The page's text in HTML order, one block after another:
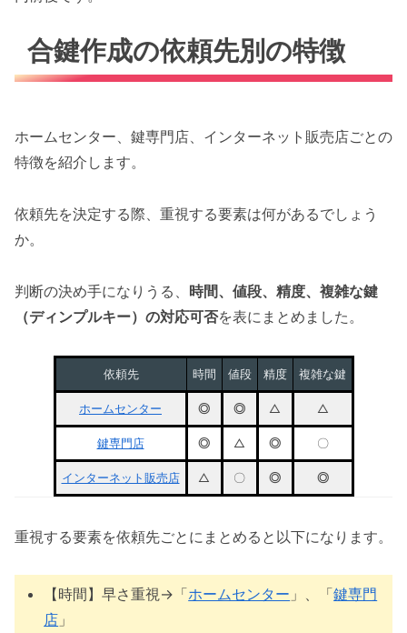
合鍵作成の依頼先別の特徴
ホームセンター、鍵専門店、インターネット販売店ごとの
特徴を紹介します。
依頼先を決定する際、重視する要素は何があるでしょう
か。
判断の決め手になりうる、 時間、値段、精度、複雑な鍵
（ディンプルキー）の対応可否を表にまとめました。
依頼先 時間 値段 精度 複雑な鍵
ホームセンター ◎ ◎ △ △
鍵専門店 ◎ △ ◎ 〇
インターネット販売店 △ 〇 ◎ ◎
重視する要素を依頼先ごとにまとめると以下になります。
【時間】早さ重視→「ホームセンター 」、「鍵専門
店 」